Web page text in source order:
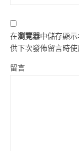
在瀏覽器中儲存顯
供下次發佈留言時使
留言